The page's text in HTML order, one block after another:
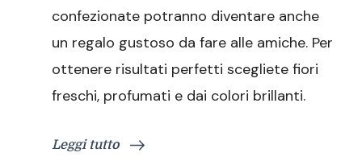
confezionate potranno diventare anche
un regalo gustoso da fare alle amiche. Per
ottenere risultati perfetti scegliete fiori
freschi, profumati e dai colori brillanti.
Leggi tutto